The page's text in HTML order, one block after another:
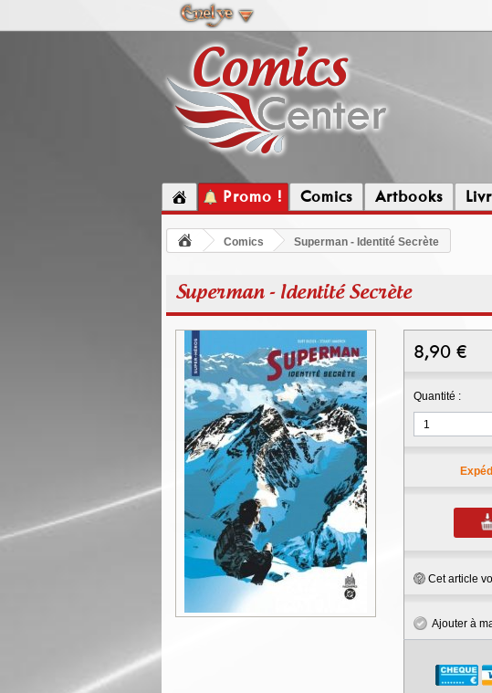
Promo ! Comics Artbooks
Comics Superman - Identité Secrète
Superman - Identité Secrète
8,90 €
Quantité :
Cet article
Ajouter à